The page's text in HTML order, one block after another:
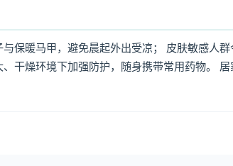
保暖马甲，避免晨起外出受凉； 皮肤敏感人群
干燥环境下加强防护，随身携带常用药物。 居